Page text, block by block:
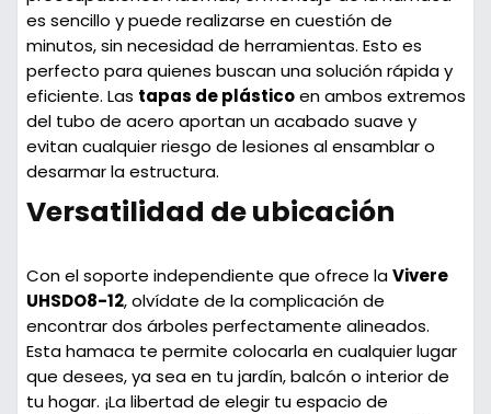
es sencillo y puede realizarse en cuestión de
minutos, sin necesidad de herramientas. Esto es
perfecto para quienes buscan una solución rápida y
eficiente. Las tapas de plásticoen ambos extremos
del tubo de acero aportan un acabado suave y
evitan cualquier riesgo de lesiones al ensamblar o
desarmar la estructura.
Versatilidad de ubicación
Con el soporte independiente que ofrece laVivere
UHSDO8-12, olvídate de la complicación de
encontrar dos árboles perfectamente alineados.
Esta hamaca te permite colocarla en cualquier lugar
que desees, ya sea en tu jardín, balcón o interior de
tu hogar. ¡La libertad de elegir tu espacio de